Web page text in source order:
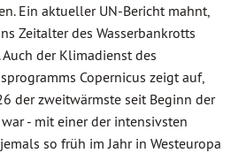
Ein aktueller UN-Bericht mahnt,
Zeitalter des Wasserbankrotts
der Klimadienst des
Copernicus zeigt auf,
der zweitwärmste seit Beginn der
- mit einer der intensivsten
so früh im Jahr in Westeuropa